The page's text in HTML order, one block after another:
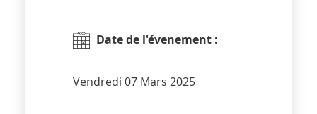
Date de l'évenement :
Vendredi 07 Mars 2025